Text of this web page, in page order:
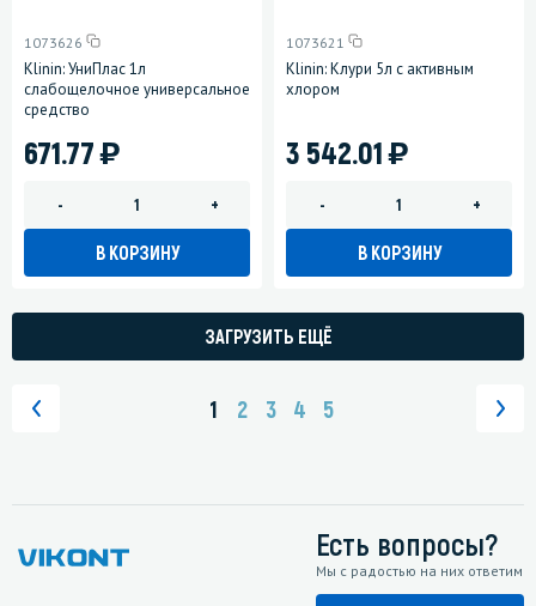
1073626
Klinin: УниПлас 1л
слабощелочное универсальное
средство
671.77)
- +
В КОРЗИНУ
1073621
Klinin: Клури 5л с активным
хлором
3 542.01)
- +
В КОРЗИНУ
ЗАГРУЗИТЬ ЕЩЁ
1 2 3 4 5
Есть вопросы?
Мы с радостью на них ответим